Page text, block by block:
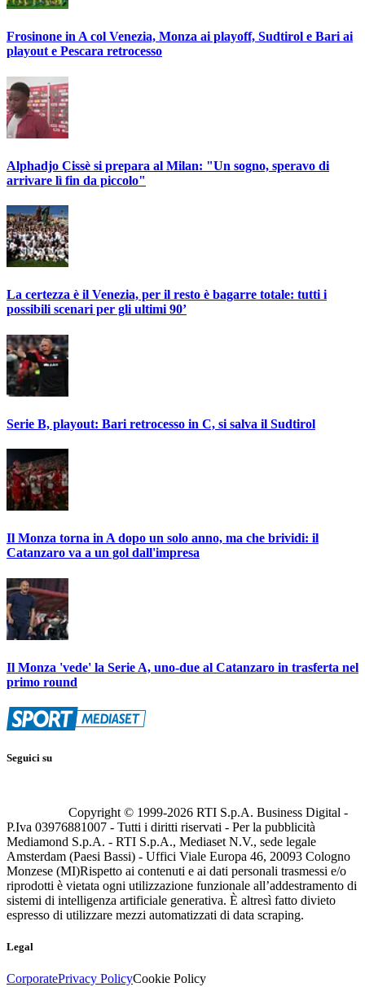
Frosinone in A col Venezia, Monza ai playoff, Sudtirol e Bari ai
playout e Pescara retrocesso
Alphadjo Cissè si prepara al Milan: "Un sogno, speravo di
arrivare lì fin da piccolo"
La certezza è il Venezia, per il resto è bagarre totale: tutti i
possibili scenari per gli ultimi 90’
Serie B, playout: Bari retrocesso in C, si salva il Sudtirol
Il Monza torna in A dopo un solo anno, ma che brividi: il
Catanzaro va a un gol dall'impresa
Il Monza 'vede' la Serie A, uno-due al Catanzaro in trasferta nel
primo round
Seguici su
Copyright © 1999-2026 RTI S.p.A. Business Digital -
P.Iva 03976881007 - Tutti i diritti riservati - Per la pubblicità
Mediamond S.p.A. - RTI S.p.A., Mediaset N.V., sede legale
Amsterdam (Paesi Bassi) - Uffici Viale Europa 46, 20093 Cologno
Monzese (MI)Rispetto ai contenuti e ai dati personali trasmessi e/o
riprodotti è vietata ogni utilizzazione funzionale all’addestramento di
sistemi di intelligenza artificiale generativa. È altresì fatto divieto
espresso di utilizzare mezzi automatizzati di data scraping.
Legal
CorporatePrivacy PolicyCookie Policy